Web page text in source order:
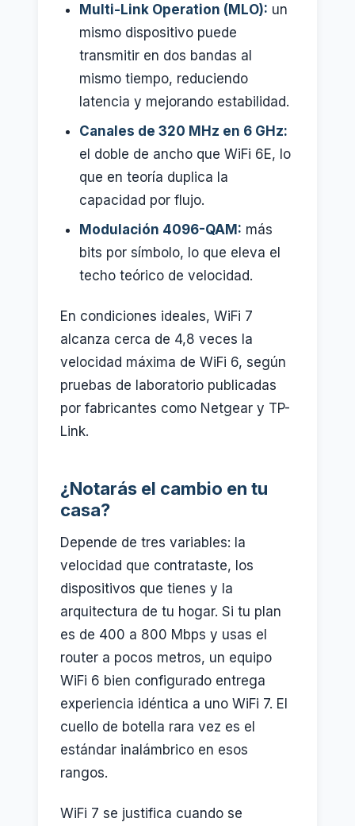
Multi-Link Operation (MLO): un
mismo dispositivo puede
transmitir en dos bandas al
mismo tiempo, reduciendo
latencia y mejorando estabilidad.
Canales de 320 MHz en 6 GHz:
el doble de ancho que WiFi 6E, lo
que en teoría duplica la
capacidad por flujo.
Modulación 4096-QAM: más
bits por símbolo, lo que eleva el
techo teórico de velocidad.
En condiciones ideales, WiFi 7
alcanza cerca de 4,8 veces la
velocidad máxima de WiFi 6, según
pruebas de laboratorio publicadas
por fabricantes como Netgear y TP-
Link.
¿Notarás el cambio en tu
casa?
Depende de tres variables: la
velocidad que contrataste, los
dispositivos que tienes y la
arquitectura de tu hogar. Si tu plan
es de 400 a 800 Mbps y usas el
router a pocos metros, un equipo
WiFi 6 bien configurado entrega
experiencia idéntica a uno WiFi 7. El
cuello de botella rara vez es el
estándar inalámbrico en esos
rangos.
WiFi 7 se justifica cuando se